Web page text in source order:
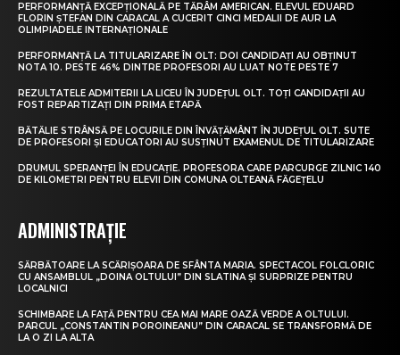
PERFORMANȚĂ EXCEPȚIONALĂ PE TĂRÂM AMERICAN. ELEVUL EDUARD
FLORIN ȘTEFAN DIN CARACAL A CUCERIT CINCI MEDALII DE AUR LA
OLIMPIADELE INTERNAȚIONALE
PERFORMANȚĂ LA TITULARIZARE ÎN OLT: DOI CANDIDAȚI AU OBȚINUT
NOTA 10. PESTE 46% DINTRE PROFESORI AU LUAT NOTE PESTE 7
REZULTATELE ADMITERII LA LICEU ÎN JUDEȚUL OLT. TOȚI CANDIDAȚII AU
FOST REPARTIZAȚI DIN PRIMA ETAPĂ
BĂTĂLIE STRÂNSĂ PE LOCURILE DIN ÎNVĂȚĂMÂNT ÎN JUDEȚUL OLT. SUTE
DE PROFESORI ȘI EDUCATORI AU SUSȚINUT EXAMENUL DE TITULARIZARE
DRUMUL SPERANȚEI ÎN EDUCAȚIE. PROFESORA CARE PARCURGE ZILNIC 140
DE KILOMETRI PENTRU ELEVII DIN COMUNA OLTEANĂ FĂGEȚELU
ADMINISTRAȚIE
SĂRBĂTOARE LA SCĂRIȘOARA DE SFÂNTA MARIA. SPECTACOL FOLCLORIC
CU ANSAMBLUL „DOINA OLTULUI” DIN SLATINA ȘI SURPRIZE PENTRU
LOCALNICI
SCHIMBARE LA FAȚĂ PENTRU CEA MAI MARE OAZĂ VERDE A OLTULUI.
PARCUL „CONSTANTIN POROINEANU” DIN CARACAL SE TRANSFORMĂ DE
LA O ZI LA ALTA